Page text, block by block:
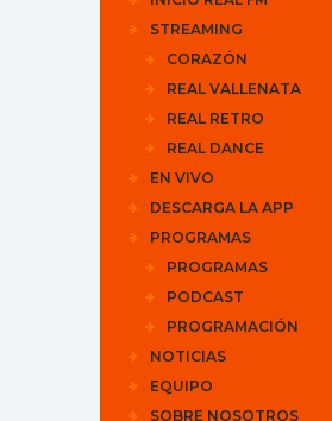
STREAMING
CORAZÓN
REAL VALLENATA
REAL RETRO
REAL DANCE
EN VIVO
DESCARGA LA APP
PROGRAMAS
PROGRAMAS
PODCAST
PROGRAMACIÓN
NOTICIAS
EQUIPO
SOBRE NOSOTROS